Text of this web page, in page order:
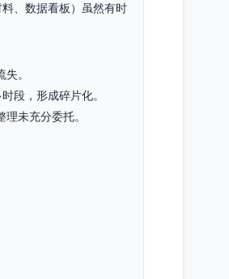
、数据看板）虽然有时
。
段，形成碎片化。
未充分委托。